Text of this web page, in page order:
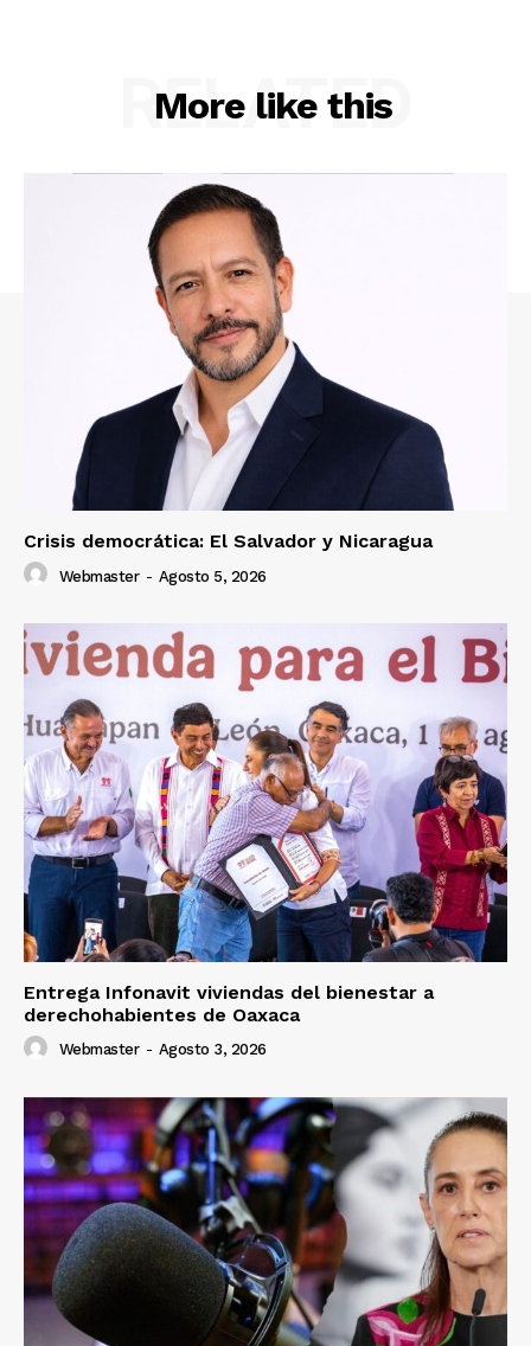
More like this
RELATED
Crisis democrática: El Salvador y Nicaragua
Webmaster - Agosto 5, 2026
Entrega Infonavit viviendas del bienestar a
derechohabientes de Oaxaca
Webmaster - Agosto 3, 2026